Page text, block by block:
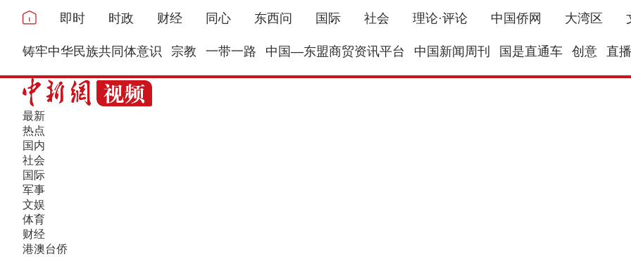
即时 时政 财经 同心 东西问 国际 社会 理论·评论 中国侨网 大湾区
铸牢中华民族共同体意识 宗教 一带一路 中国—东盟商贸资讯平台 中国新闻周刊 国是直通车 创意 直播
最新
热点
国内
社会
国际
军事
文娱
体育
财经
港澳台侨